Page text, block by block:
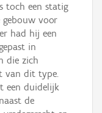
toch een statig
gebouw voor
had hij een
in
die zich
van dit type.
een duidelijk
de